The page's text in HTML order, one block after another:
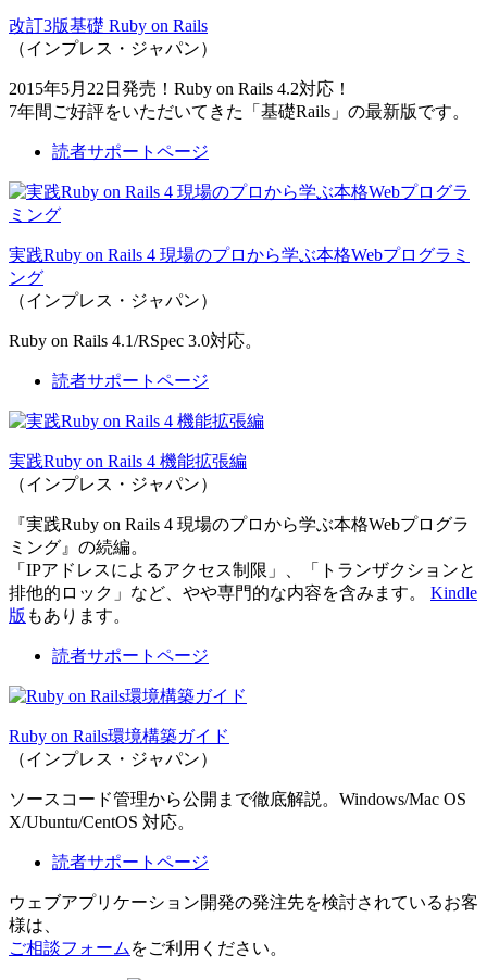
改訂3版基礎 Ruby on Rails
（インプレス・ジャパン）
2015年5月22日発売！Ruby on Rails 4.2対応！
7年間ご好評をいただいてきた「基礎Rails」の最新版です。
読者サポートページ
実践Ruby on Rails 4 現場のプロから学ぶ本格Webプログラミ
ング
（インプレス・ジャパン）
Ruby on Rails 4.1/RSpec 3.0対応。
読者サポートページ
実践Ruby on Rails 4 機能拡張編
（インプレス・ジャパン）
『実践Ruby on Rails 4 現場のプロから学ぶ本格Webプログラ
ミング』の続編。
「IPアドレスによるアクセス制限」、「トランザクションと
排他的ロック」など、やや専門的な内容を含みます。 Kindle
版 もあります。
読者サポートページ
Ruby on Rails環境構築ガイド
（インプレス・ジャパン）
ソースコード管理から公開まで徹底解説。Windows/Mac OS
X/Ubuntu/CentOS 対応。
読者サポートページ
ウェブアプリケーション開発の発注先を検討されているお客
様は、
ご相談フォーム をご利用ください。